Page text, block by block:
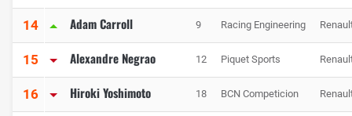
14 Adam Carroll 9 Racing Engineering
15 Alexandre Negrao 12 Piquet Sports
16 Hiroki Yoshimoto 18 BCN Competicion